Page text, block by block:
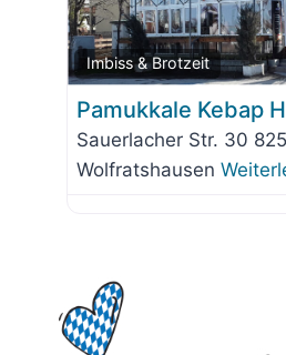
Imbiss & Brotzeit
Pamukkale Kebap
Sauerlacher Str. 30
Wolfratshausen